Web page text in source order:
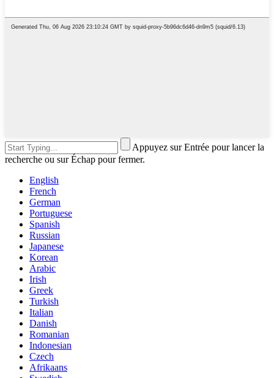
Appuyez sur Entrée pour lancer la
recherche ou sur Échap pour fermer.
English
French
German
Portuguese
Spanish
Russian
Japanese
Korean
Arabic
Irish
Greek
Turkish
Italian
Danish
Romanian
Indonesian
Czech
Afrikaans